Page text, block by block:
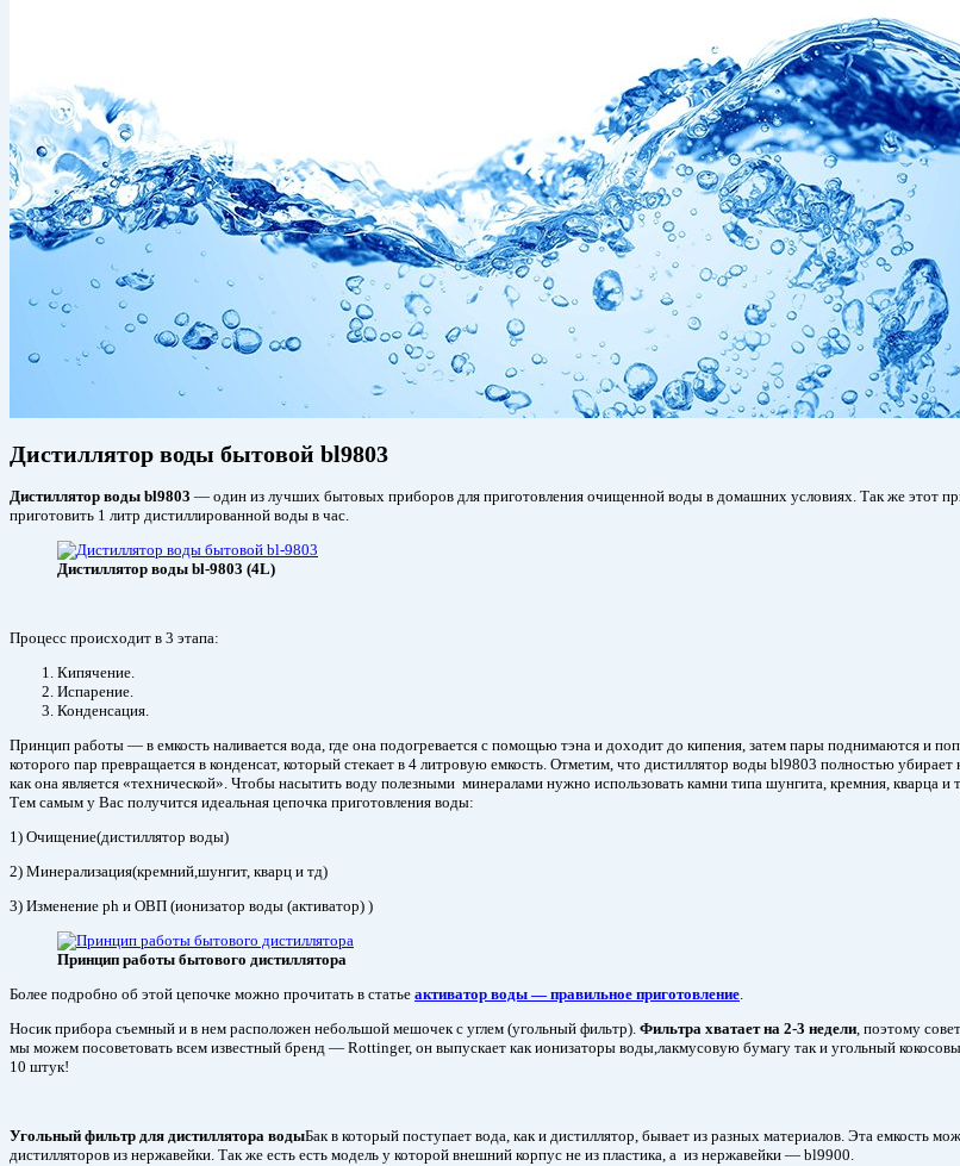
Дистиллятор воды бытовой bl9803
Дистиллятор воды bl9803 — один из лучших бытовых приборов для приготовления очищенной воды в домашних условиях. Так же этот
приготовить 1 литр дистиллированной воды в час.
Дистиллятор воды bl-9803 (4L)
Процесс происходит в 3 этапа:
Кипячение.
Испарение.
Конденсация.
Принцип работы — в емкость наливается вода, где она подогревается с помощью тэна и доходит до кипения, затем пары поднимаются и
которого пар превращается в конденсат, который стекает в 4 литровую емкость. Отметим, что дистиллятор воды bl9803 полностью
как она является «технической». Чтобы насытить воду полезными минералами нужно использовать камни типа шунгита, кремния, кварца
Тем самым у Вас получится идеальная цепочка приготовления воды:
1) Очищение(дистиллятор воды)
2) Минерализация(кремний,шунгит, кварц и тд)
3) Изменение ph и ОВП (ионизатор воды (активатор) )
Принцип работы бытового дистиллятора
Более подробно об этой цепочке можно прочитать в статье активатор воды — правильное приготовление.
Носик прибора съемный и в нем расположен небольшой мешочек с углем (угольный фильтр). Фильтра хватает на 2-3 недели, поэтому
мы можем посоветовать всем известный бренд — Rottinger, он выпускает как ионизаторы воды,лакмусовую бумагу так и угольный
10 штук!
Угольный фильтр для дистиллятора водыБак в который поступает вода, как и дистиллятор, бывает из разных материалов. Эта емкость
дистилляторов из нержавейки. Так же есть есть модель у которой внешний корпус не из пластика, а из нержавейки — bl9900.